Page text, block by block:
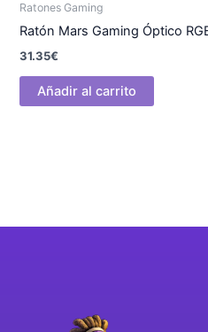
Ratones Gaming
Ratón Mars Gaming Óptico
31.35€
Añadir al carrito